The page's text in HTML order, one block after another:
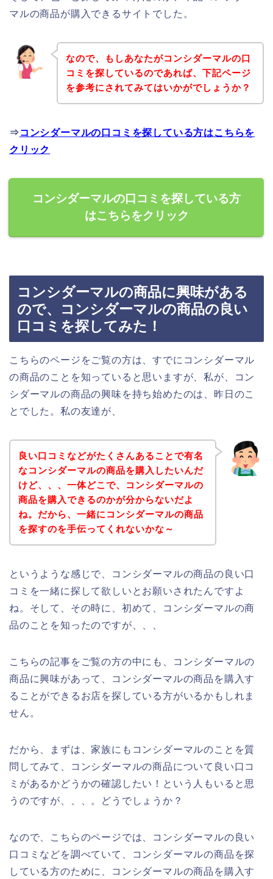
マルの商品が購入できるサイトでした。
なので、もしあなたがコンシダーマルの口
コミを探しているのであれば、下記ページ
を参考にされてみてはいかがでしょうか？
⇒ コンシダーマルの口コミを探している方はこちらを
クリック
コンシダーマルの口コミを探している方
はこちらをクリック
コンシダーマルの商品に興味がある
ので、コンシダーマルの商品の良い
口コミを探してみた！
こちらのページをご覧の方は、すでにコンシダーマル
の商品のことを知っていると思いますが、私が、コン
シダーマルの商品の興味を持ち始めたのは、昨日のこ
とでした。私の友達が、
良い口コミなどがたくさんあることで有名
なコンシダーマルの商品を購入したいんだ
けど、、、一体どこで、コンシダーマルの
商品を購入できるのかが分からないだよ
ね。だから、一緒にコンシダーマルの商品
を探すのを手伝ってくれないかな～
というような感じで、コンシダーマルの商品の良い口
コミを一緒に探して欲しいとお願いされたんですよ
ね。そして、その時に、初めて、コンシダーマルの商
品のことを知ったのですが、、、
こちらの記事をご覧の方の中にも、コンシダーマルの
商品に興味があって、コンシダーマルの商品を購入す
ることができるお店を探している方がいるかもしれま
せん。
だから、まずは、家族にもコンシダーマルのことを質
問してみて、コンシダーマルの商品について良い口コ
ミがあるかどうかの確認したい！という人もいると思
うのですが、、、。どうでしょうか？
なので、こちらのページでは、コンシダーマルの良い
口コミなどを調べていて、コンシダーマルの商品を探
している方のために、コンシダーマルの商品を購入す